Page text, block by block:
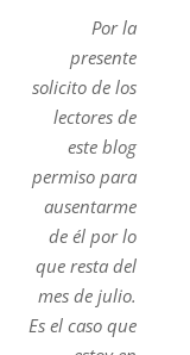
Por la
presente
solicito de los
lectores de
este blog
permiso para
ausentarme
de él por lo
que resta del
mes de julio.
Es el caso que